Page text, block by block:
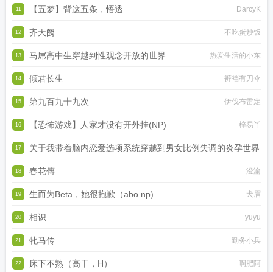
11 【五梦】背这五条，悟透 DarcyK
12 齐天阙 不吃蛋炒饭
13 马屌高中生穿越到性观念开放的世界 热爱生活的小东
14 倾君长生 裤裆有刀伞
15 第九百九十九次 伊伐布雷定
16 【恐怖游戏】人家才没有开外挂(NP) 梓易丫
17 关于我带着脑内恋爱选项系统穿越到男女比例失调的炎孕世界
黑月何时嚎叫
18 春花傳 澄渝
19 生而为Beta，她很抱歉（abo np) 犬眉
20 相识 yuyu
21 牝马传 勤务小兵
22 床下不熟（高干，H） 啊肥阿